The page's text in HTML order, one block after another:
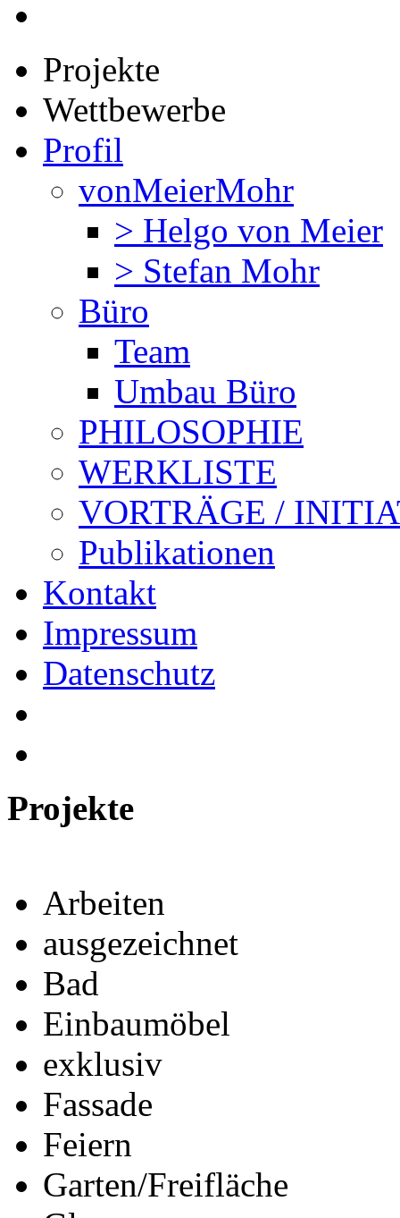
Projekte
Wettbewerbe
Profil
vonMeierMohr
> Helgo von Meier
> Stefan Mohr
Büro
Team
Umbau Büro
PHILOSOPHIE
WERKLISTE
VORTRÄGE /
Publikationen
Kontakt
Impressum
Datenschutz
Projekte
Arbeiten
ausgezeichnet
Bad
Einbaumöbel
exklusiv
Fassade
Feiern
Garten/Freifläche